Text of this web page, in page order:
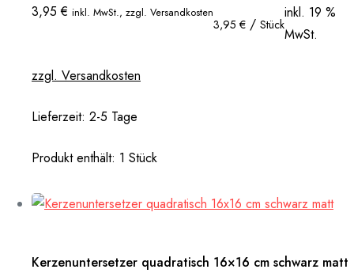
3,95€ inkl. MwSt., zzgl. Versandkosten
3,95 € / Stück
inkl. 19 %
MwSt.
zzgl. Versandkosten
Lieferzeit: 2-5 Tage
Produkt enthält: 1 Stück
Kerzenuntersetzer quadratisch 16×16 cm schwarz matt